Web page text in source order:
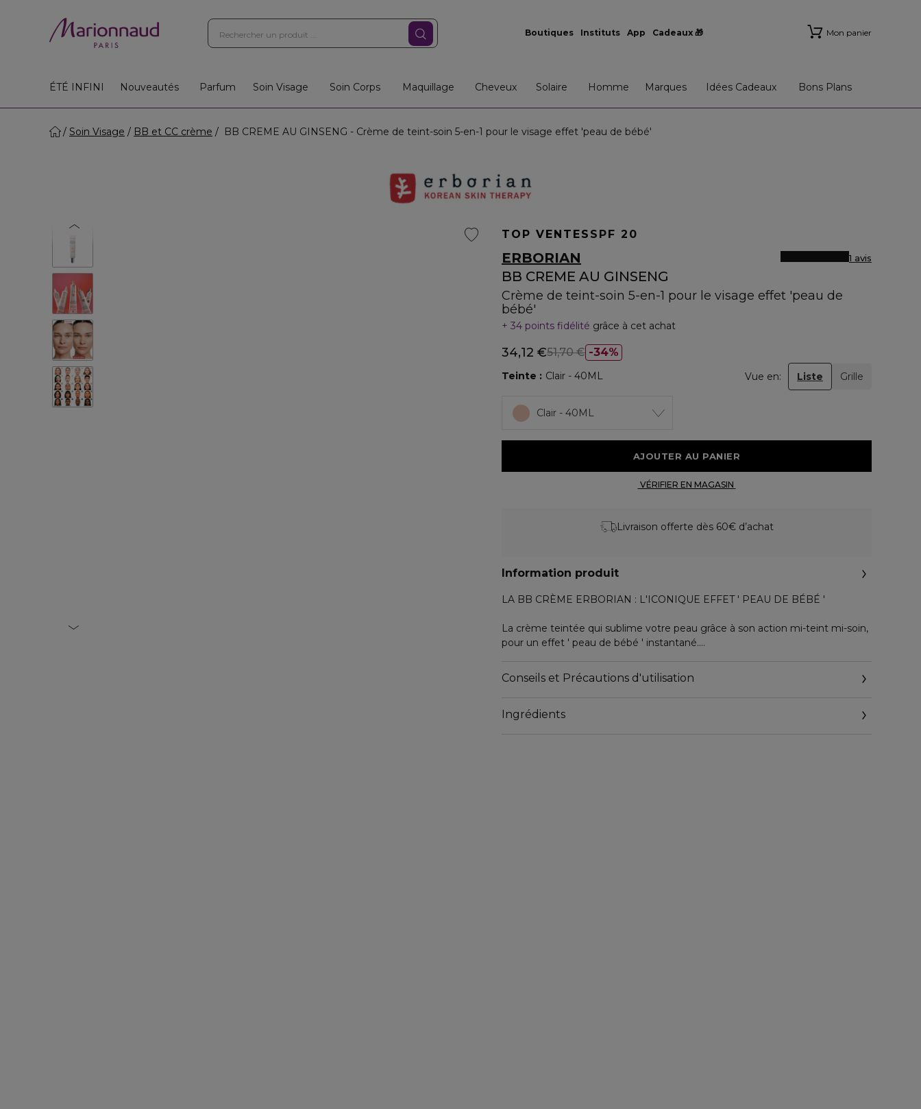
Boutiques Instituts App Cadeaux 🎁 Mon panier
ÉTÉ INFINI
Nouveautés Parfum Soin Visage Soin Corps Maquillage Cheveux Solaire Homme Marques Idées Cadeaux Bons Plans
Soin Visage BB et CC crème BB CREME AU GINSENG - Crème de teint-soin 5-en-1 pour le visage effet 'peau de bébé'
TOP VENTES SPF 20
ERBORIAN
BB CREME AU GINSENG
Crème de teint-soin 5-en-1 pour le visage effet 'peau de
bébé'
1 avis
34 points fidélité grâce à cet achat
34%
34,12 €51,70 €
Teinte Clair - 40ML Vue en: Liste Grille
Clair - 40ML
Livraison offerte dès 60€ d’achat
Information produit
LA BB CRÈME ERBORIAN : L'ICONIQUE EFFET ' PEAU DE BÉBÉ '
La crème teintée qui sublime votre peau grâce à son action mi-teint mi-soin,
pour un effet ' peau de bébé ' instantané.
unifier le teint, sans effet de matière. Sa formule, au complexe au Ginseng
Blanc, actif coréen reconnu pour ses propriétés lissantes, prend soin de votre
Conseils et Précautions d'utilisation
Ingrédients